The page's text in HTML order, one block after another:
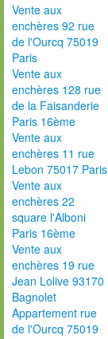
Vente aux
enchères 92 rue
de l'Ourcq 75019
Paris
Vente aux
enchères 128 rue
de la Faisanderie
Paris 16ème
Vente aux
enchères 11 rue
Lebon 75017 Paris
Vente aux
enchères 22
square l'Alboni
Paris 16ème
Vente aux
enchères 19 rue
Jean Lolive 93170
Bagnolet
Appartement rue
de l'Ourcq 75019